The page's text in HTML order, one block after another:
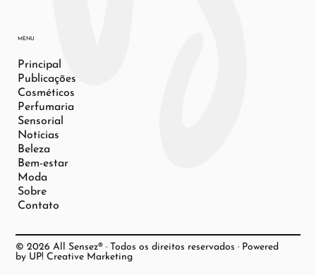
MENU
Principal
Publicações
Cosméticos
Perfumaria
Sensorial
Notícias
Beleza
Bem-estar
Moda
Sobre
Contato
© 2026 All Sensez® · Todos os direitos reservados · Powered
by UP! Creative Marketing